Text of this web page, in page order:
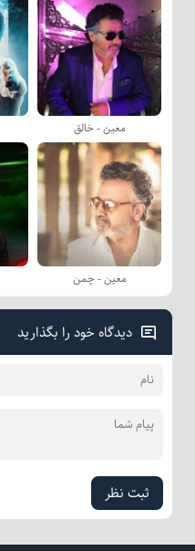
معین - خالق
معین - چمن
دیدگاه خود را بگذارید
ثبت نظر